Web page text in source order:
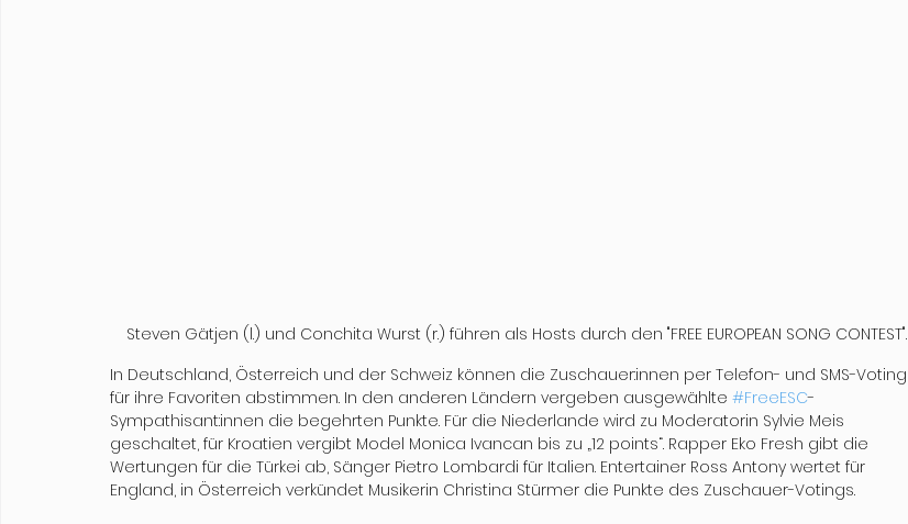
Steven Gätjen (l.) und Conchita Wurst (r.) führen als Hosts durch den "FREE EUROPEAN SONG CONTEST".
In Deutschland, Österreich und der Schweiz können die Zuschauer:innen per Telefon- und SMS-Voting
für ihre Favoriten abstimmen. In den anderen Ländern vergeben ausgewählte #FreeESC-
Sympathisant:innen die begehrten Punkte. Für die Niederlande wird zu Moderatorin Sylvie Meis
geschaltet, für Kroatien vergibt Model Monica Ivancan bis zu „12 points“. Rapper Eko Fresh gibt die
Wertungen für die Türkei ab, Sänger Pietro Lombardi für Italien. Entertainer Ross Antony wertet für
England, in Österreich verkündet Musikerin Christina Stürmer die Punkte des Zuschauer-Votings.